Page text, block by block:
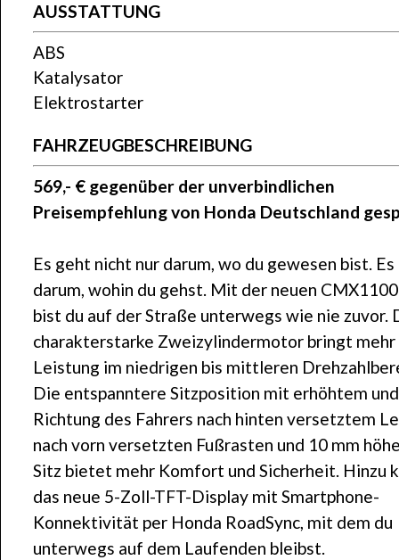
AUSSTATTUNG
ABS
Katalysator
Elektrostarter
FAHRZEUGBESCHREIBUNG
569,- € gegenüber der unverbindlichen
Preisempfehlung von Honda Deutschland
Es geht nicht nur darum, wo du gewesen bist.
darum, wohin du gehst. Mit der neuen
bist du auf der Straße unterwegs wie nie zuvor.
charakterstarke Zweizylindermotor bringt mehr
Leistung im niedrigen bis mittleren
Die entspanntere Sitzposition mit erhöhtem
Richtung des Fahrers nach hinten versetztem
nach vorn versetzten Fußrasten und 10 mm
Sitz bietet mehr Komfort und Sicherheit. Hinzu
das neue 5-Zoll-TFT-Display mit Smartphone-
Konnektivität per Honda RoadSync, mit dem du
unterwegs auf dem Laufenden bleibst.